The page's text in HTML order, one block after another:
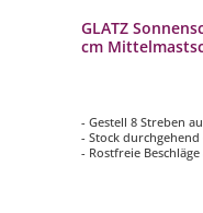
GLATZ
cm
- Gestell 8 Streben
- Stock durchgehend
- Rostfreie